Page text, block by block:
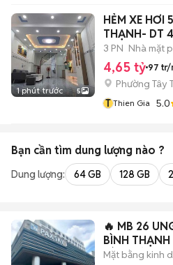
1 phút trước 5
HẺM XE HƠI
THẠNH- DT
CƯ AN NINH
3 PN Nhà mặt
4,65 tỷ 97 tr/
Phường Tây
T Thien Gia 5.0
Bạn cần tìm dung lượng nào ?
Dung lượng: 64 GB 128 GB
🔥 MB 26
BÌNH THẠNH
TÍCH LỚN ✨
Mặt bằng kinh